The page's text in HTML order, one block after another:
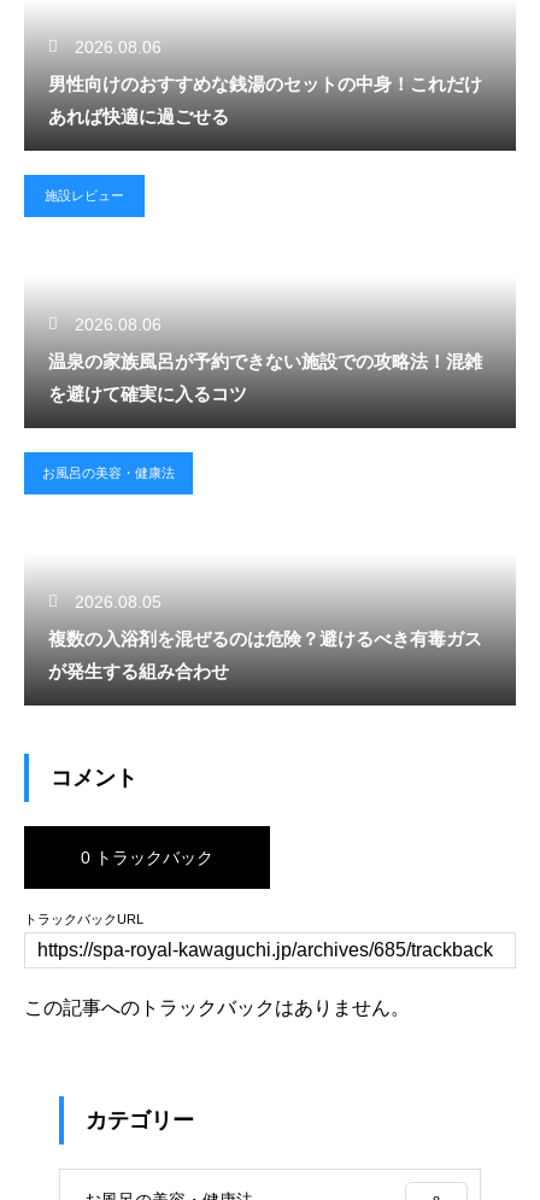
2026.08.06
男性向けのおすすめな銭湯のセットの中身！これだけ
あれば快適に過ごせる
施設レビュー
2026.08.06
温泉の家族風呂が予約できない施設での攻略法！混雑
を避けて確実に入るコツ
お風呂の美容・健康法
2026.08.05
複数の入浴剤を混ぜるのは危険？避けるべき有毒ガス
が発生する組み合わせ
コメント
0 トラックバック
トラックバックURL
この記事へのトラックバックはありません。
カテゴリー